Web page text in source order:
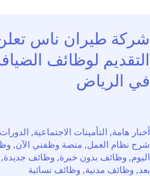
طيران ناس تعلن
لوظائف
الرياض
هامة,التأمينات الاجتماعية,الدورات
نظام العمل,منصة وظفني الآن,
,وظائف بدون خبرة, وظائف جديدة,
,وظائف مدنية,وظائف نسائية